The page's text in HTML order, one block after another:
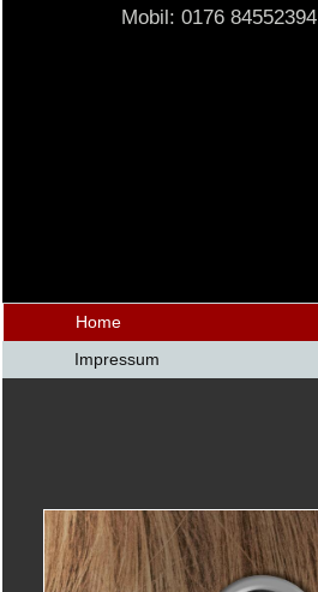
Mobil: 0176 84552394
Home
Impressum